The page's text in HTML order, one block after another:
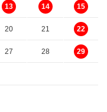
13 14 15
20 21 22
27 28 29